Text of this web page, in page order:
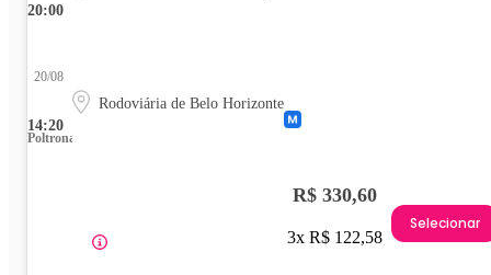
20:00
14:20
20/08
Rodoviária de Belo Horizonte
Poltrona
R$ 330,60
3x R$ 122,58
Selecionar